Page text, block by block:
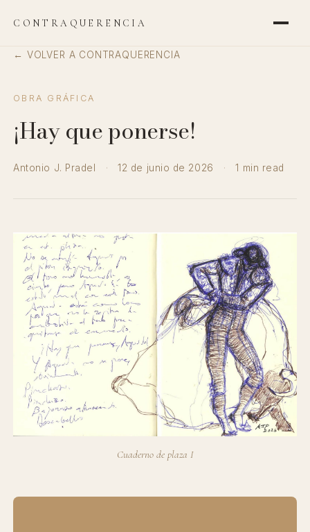
CONTRAQUERENCIA
← VOLVER A CONTRAQUERENCIA
OBRA GRÁFICA
¡Hay que ponerse!
Antonio J. Pradel · 12 de junio de 2026 · 1 min read
Cuaderno de plaza I